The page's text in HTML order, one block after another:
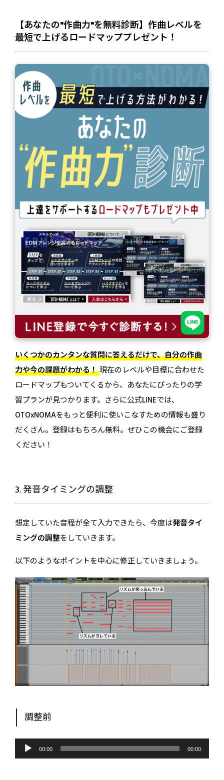
【あなたの"作曲力"を無料診断】作曲レベルを
最短で上げるロードマッププレゼント！
いくつかのカンタンな質問に答えるだけで、自分の作曲
力や今の課題がわかる！現在のレベルや目標に合わせた
ロードマップもついてくるから、あなたにぴったりの学
習プランが見つかります。さらに公式LINEでは、
OTOxNOMAをもっと便利に使いこなすための情報も盛り
だくさん。登録はもちろん無料。ぜひこの機会にご登録
ください！
3. 発音タイミングの調整
想定していた音程が全て入力できたら、今度は発音タイ
ミングの調整をしていきます。
以下のようなポイントを中心に修正していきましょう。
調整前
音
プ
00:00 00:00